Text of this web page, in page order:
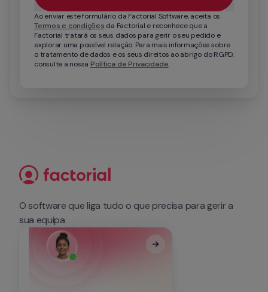
Termos e condições da Factorial e reconhece que a
Factorial tratará os seus dados para gerir o seu pedido e
explorar uma possível relação. Para mais informações sobre
o tratamento de dados e os seus direitos ao abrigo do RGPD,
consulte a nossa Política de Privacidade.
O software que liga tudo o que precisa para gerir a
sua equipa